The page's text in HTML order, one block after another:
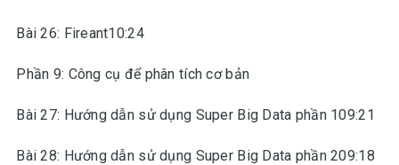
Bài 26: Fireant10:24
Phần 9: Công cụ để phân tích cơ bản
Bài 27: Hướng dẫn sử dụng Super Big Data phần 109:21
Bài 28: Hướng dẫn sử dụng Super Big Data phần 209:18